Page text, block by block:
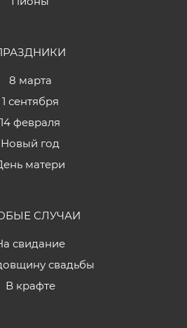
8 марта
1 сентября
14 февраля
Новый год
матери
СЛУЧАИ
свидание
свадьбы
В крафте